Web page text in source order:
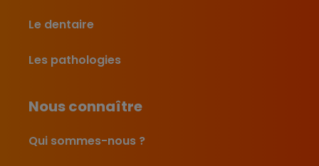
Le dentaire
Les pathologies
Nous connaître
Qui sommes-nous ?